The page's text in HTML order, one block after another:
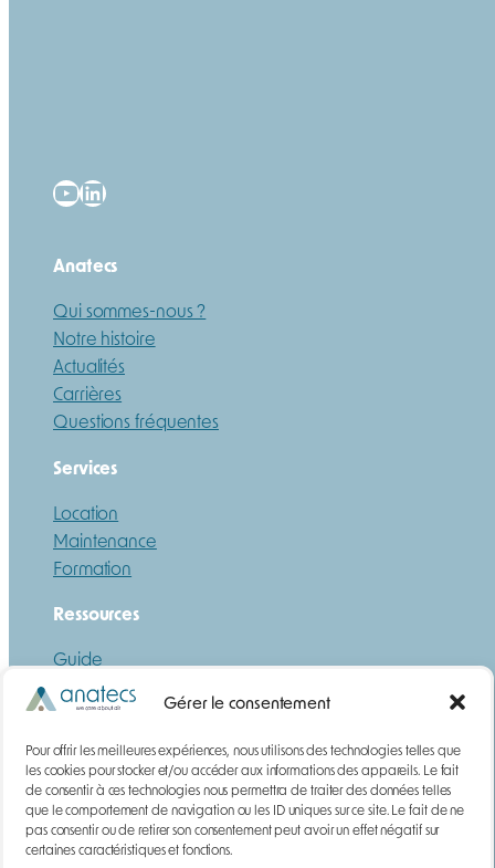
Gérer le consentement
Pour offrir les meilleures expériences, nous utilisons des technologies telles que
les cookies pour stocker et/ou accéder aux informations des appareils. Le fait
de consentir à ces technologies nous permettra de traiter des données telles
que le comportement de navigation ou les ID uniques sur ce site. Le fait de ne
pas consentir ou de retirer son consentement peut avoir un effet négatif sur
certaines caractéristiques et fonctions.
YouTube
LinkedIn
Anatecs
Qui sommes-nous ?
Notre histoire
Actualités
Carrières
Questions fréquentes
Services
Location
Maintenance
Formation
Ressources
Guide
Téléchargements
Gaz
Poussières
Contact